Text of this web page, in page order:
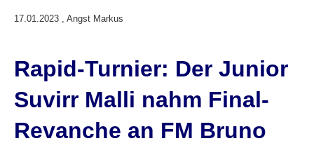
17.01.2023 , Angst Markus
Rapid-Turnier: Der Junior
Suvirr Malli nahm Final-
Revanche an FM Bruno